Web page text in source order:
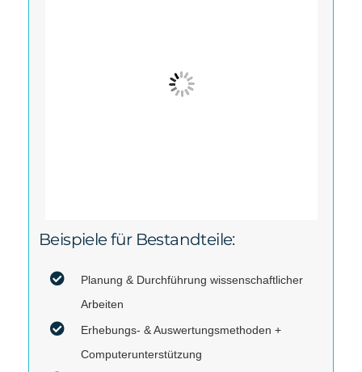
Beispiele für Bestandteile:
Planung & Durchführung wissenschaftlicher
Arbeiten
Erhebungs- & Auswertungsmethoden +
Computerunterstützung